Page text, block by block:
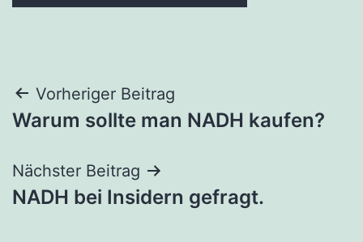
Beitrags-
Navigation
Vorheriger Beitrag
Warum sollte man NADH kaufen?
Nächster Beitrag
NADH bei Insidern gefragt.